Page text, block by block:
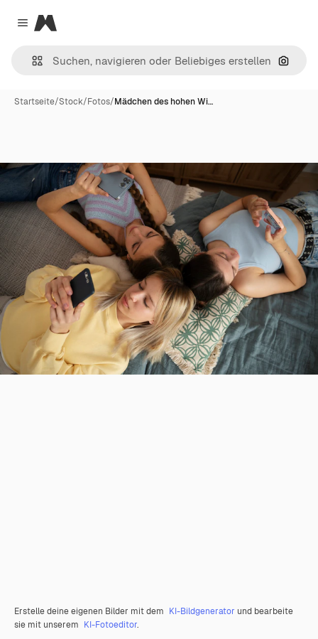
Close menu
Magnific
Nach
Startseite/Stock/Fotos/Mädchen des hohen Wi…
Erstelle deine eigenen Bilder mit dem KI-Bildgenerator und bearbeite
sie mit unserem KI-Fotoeditor.